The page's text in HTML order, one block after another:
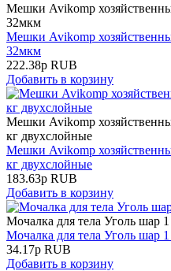
Мешки Avikomp
32мкм
Мешки Avikomp
32мкм
222.38р RUB
Добавить в корзину
Мешки Avikomp
кг двухслойные
Мешки Avikomp
кг двухслойные
183.63р RUB
Добавить в корзину
Мочалка для тела Уголь шар
Мочалка для тела Уголь шар
34.17р RUB
Добавить в корзину